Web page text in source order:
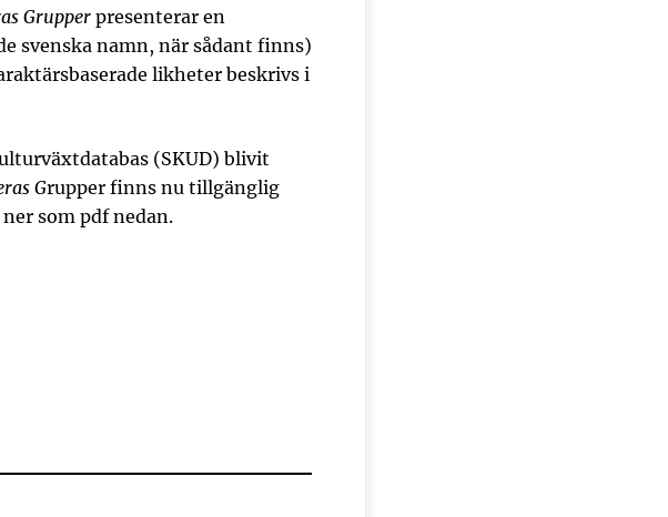
Grupper presenterar en
svenska namn, när sådant finns)
likheter beskrivs i
(SKUD) blivit
Grupper finns nu tillgänglig
som pdf nedan.